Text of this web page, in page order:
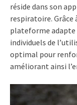
réside dans son
respiratoire. Grâce
plateforme adapte
individuels de
optimal pour
améliorant ainsi